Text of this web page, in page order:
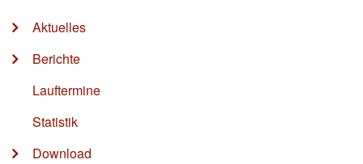
Aktuelles
Berichte
Lauftermine
Statistik
Download